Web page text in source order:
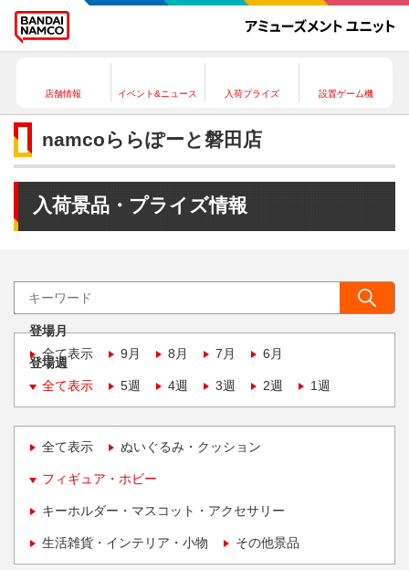
店舗情報 イベント&ニュース 入荷プライズ 設置ゲーム機
namcoららぽーと磐田店
入荷景品・プライズ情報
登場月
全て表示
9月 8月 7月 6月
登場週
全て表示
5週 4週 3週 2週 1週
全て表示 ぬいぐるみ・クッション
フィギュア・ホビー
キーホルダー・マスコット・アクセサリー
生活雑貨・インテリア・小物 その他景品